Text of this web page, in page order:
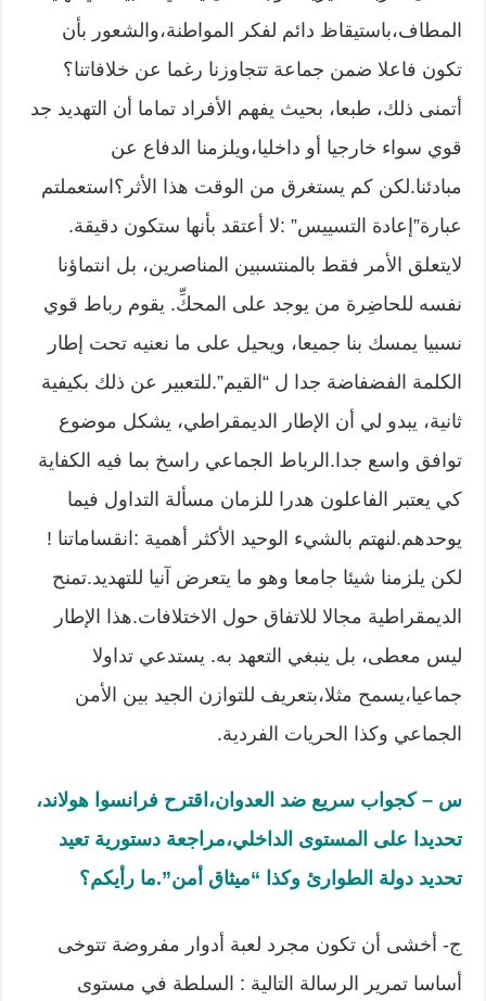
المطاف،باستيقاظ دائم لفكر المواطنة،والشعور بأن
تكون فاعلا ضمن جماعة تتجاوزنا رغما عن خلافاتنا؟
أتمنى ذلك، طبعا، بحيث يفهم الأفراد تماما أن التهديد جد
قوي سواء خارجيا أو داخليا،ويلزمنا الدفاع عن
مبادئنا.لكن كم يستغرق من الوقت هذا الأثر؟استعملتم
عبارة”إعادة التسييس” :لا أعتقد بأنها ستكون دقيقة.
لايتعلق الأمر فقط بالمنتسبين المناصرين، بل انتماؤنا
نفسه للحاضِرة من يوجد على المحكِّ. يقوم رباط قوي
نسبيا يمسك بنا جميعا، ويحيل على ما نعنيه تحت إطار
الكلمة الفضفاضة جدا ل “القيم”.للتعبير عن ذلك بكيفية
ثانية، يبدو لي أن الإطار الديمقراطي، يشكل موضوع
توافق واسع جدا.الرباط الجماعي راسخ بما فيه الكفاية
كي يعتبر الفاعلون هدرا للزمان مسألة التداول فيما
يوحدهم.لنهتم بالشيء الوحيد الأكثر أهمية :انقساماتنا !
لكن يلزمنا شيئا جامعا وهو ما يتعرض آنيا للتهديد.تمنح
الديمقراطية مجالا للاتفاق حول الاختلافات.هذا الإطار
ليس معطى، بل ينبغي التعهد به. يستدعي تداولا
جماعيا،يسمح مثلا،بتعريف للتوازن الجيد بين الأمن
الجماعي وكذا الحريات الفردية.
س – كجواب سريع ضد العدوان،اقترح فرانسوا هولاند،
تحديدا على المستوى الداخلي،مراجعة دستورية تعيد
تحديد دولة الطوارئ وكذا “ميثاق أمن”.ما رأيكم؟
ج- أخشى أن تكون مجرد لعبة أدوار مفروضة تتوخى
أساسا تمرير الرسالة التالية : السلطة في مستوى